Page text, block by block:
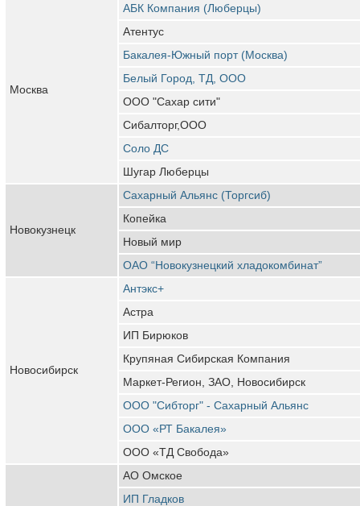
Москва
АБК Компания (Люберцы)
Атентус
Бакалея-Южный порт (Москва)
Белый Город, ТД, ООО
ООО "Сахар сити"
Сибалторг,ООО
Соло ДС
Шугар Люберцы
Новокузнецк
Сахарный Альянс (Торгсиб)
Копейка
Новый мир
ОАО “Новокузнецкий хладокомбинат”
Новосибирск
Антэкс+
Астра
ИП Бирюков
Крупяная Сибирская Компания
Маркет-Регион, ЗАО, Новосибирск
ООО "Сибторг" - Сахарный Альянс
ООО «РТ Бакалея»
ООО «ТД Свобода»
АО Омское
ИП Гладков